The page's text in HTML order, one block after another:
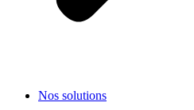
Nos solutions